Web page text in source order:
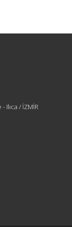
Ilıca / İZMİR